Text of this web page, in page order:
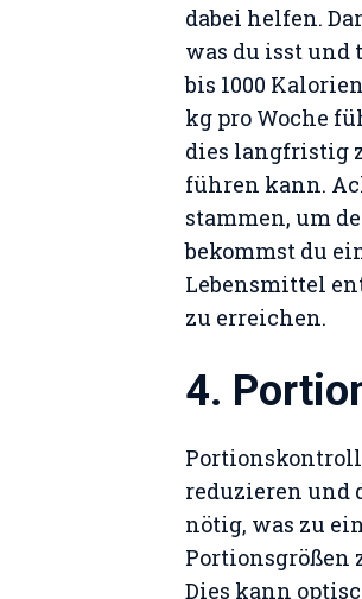
dabei helfen.
was du isst und
bis 1000
kg pro Woche
dies langfristig
führen kann.
stammen, um
bekommst du
Lebensmittel
zu erreichen.
4.
reduzieren und
nötig, was zu
Portionsgrößen
Dies kann